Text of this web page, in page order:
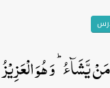
وَ ہُوَ الۡعَزِیۡزُ